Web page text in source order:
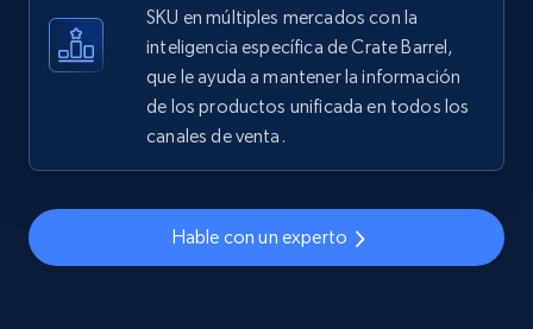
URL, Product id, Title, Seller name, Seller rating,
Seller reviews, Breadcrumbs, Root category, and
more.
359+
SKU en múltiples mercados con la
inteligencia específica de Crate Barrel,
que le ayuda a mantener la información
de los productos unificada en todos los
canales de venta.
Hable con un experto